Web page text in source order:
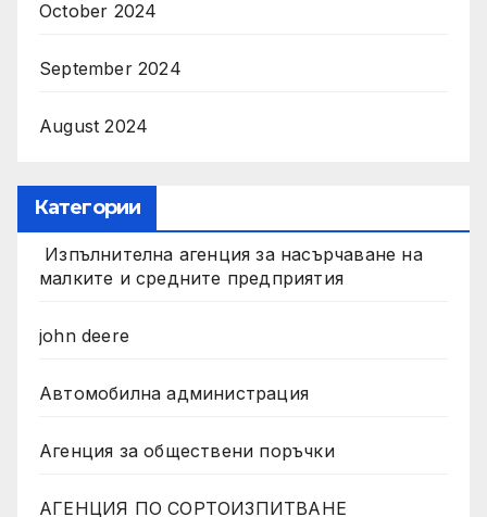
October 2024
September 2024
August 2024
Категории
Изпълнителна агенция за насърчаване на
малките и средните предприятия
john deere
Автомобилна администрация
Агенция за обществени поръчки
АГЕНЦИЯ ПО СОРТОИЗПИТВАНЕ